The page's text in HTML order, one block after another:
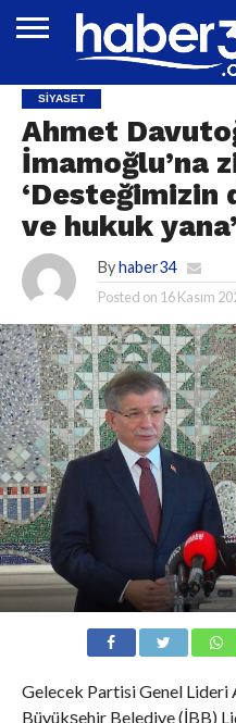
EĞITIM
EKONOMI
GENEL
MAGAZIN
OTOMOTIV
SIYASET
SPOR
TEKNOLOJI
SIYASET
Ahmet
İmamoğlu’na
‘Desteğimizin
ve hukuk yana’
By haber34
Posted on 16 Kasım
Gelecek Partisi Genel
Büyükşehir Belediye (İBB)